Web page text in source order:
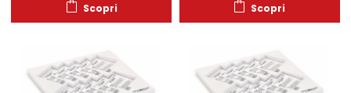
Scopri Scopri